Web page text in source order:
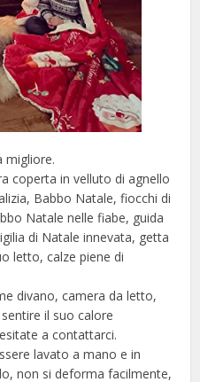
migliore.
coperta in velluto di agnello
Babbo Natale, fiocchi di
Natale nelle fiabe, guida
di Natale innevata, getta
letto, calze piene di
divano, camera da letto,
il suo calore
a contattarci.
lavato a mano e in
non si deforma facilmente,